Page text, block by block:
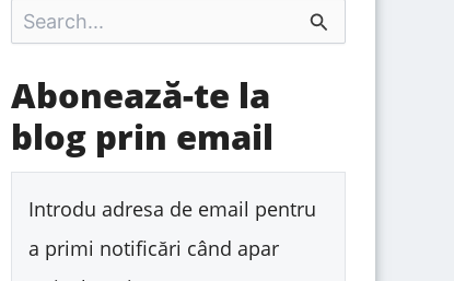
c
Abonează-te la
blog prin email
Introdu adresa de email pentru
a primi notificări când apar